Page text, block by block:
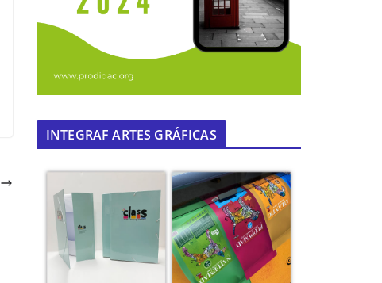
INTEGRAF ARTES GRÁFICAS